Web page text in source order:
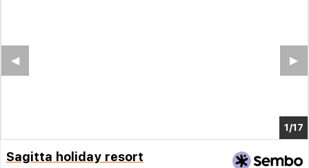
1/6
▶︎
◀︎
Sagitta holiday resort